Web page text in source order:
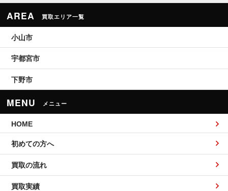
AREA 買取エリア一覧
小山市
宇都宮市
下野市
MENU メニュー
HOME
初めての方へ
買取の流れ
買取実績